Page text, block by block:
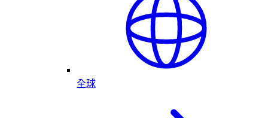
全球